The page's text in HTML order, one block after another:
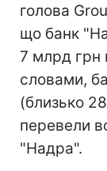
голова
що банк
7 млрд грн
словами,
(близько
перевели
"Надра".